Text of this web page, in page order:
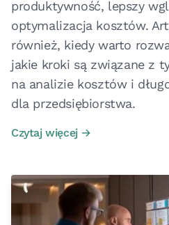
produktywność, lepszy
optymalizacja kosztów.
również, kiedy warto
jakie kroki są związane z
na analizie kosztów i
dla przedsiębiorstwa.
Czytaj więcej →